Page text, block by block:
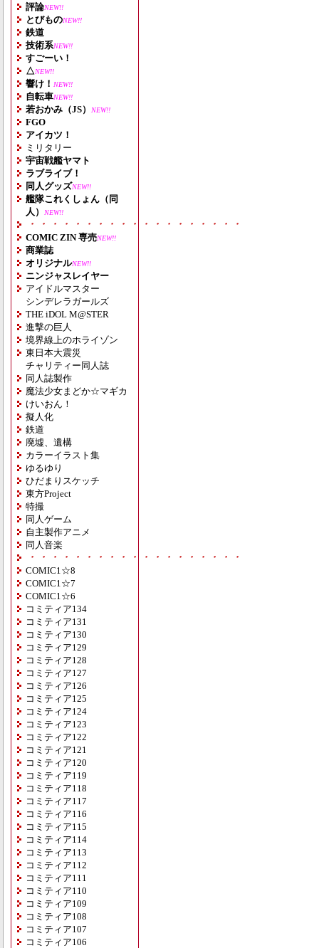
評論NEW!!
とびものNEW!!
鉄道
技術系NEW!!
すごーい！
△NEW!!
響け！ NEW!!
自転車NEW!!
若おかみ（JS） NEW!!
FGO
アイカツ！
ミリタリー
宇宙戦艦ヤマト
ラブライブ！
同人グッズNEW!!
艦隊これくしょん（同
人）
NEW!!
・・・・・・・・・・・・・・・・・・・
COMIC ZIN 専売NEW!!
商業誌
オリジナルNEW!!
ニンジャスレイヤー
アイドルマスター
シンデレラガールズ
THE iDOL M@STER
進撃の巨人
境界線上のホライゾン
東日本大震災
チャリティー同人誌
同人誌製作
魔法少女まどか☆マギカ
けいおん！
擬人化
鉄道
廃墟、遺構
カラーイラスト集
ゆるゆり
ひだまりスケッチ
東方Project
特撮
同人ゲーム
自主製作アニメ
同人音楽
・・・・・・・・・・・・・・・・・・・
COMIC1☆8
COMIC1☆7
COMIC1☆6
コミティア134
コミティア131
コミティア130
コミティア129
コミティア128
コミティア127
コミティア126
コミティア125
コミティア124
コミティア123
コミティア122
コミティア121
コミティア120
コミティア119
コミティア118
コミティア117
コミティア116
コミティア115
コミティア114
コミティア113
コミティア112
コミティア111
コミティア110
コミティア109
コミティア108
コミティア107
コミティア106